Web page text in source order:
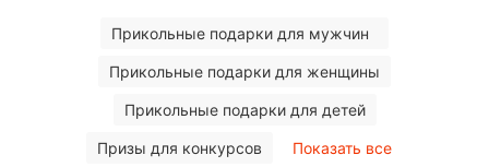
Прикольные подарки для мужчин
Прикольные подарки для женщины
Прикольные подарки для детей
Призы для конкурсов Показать все